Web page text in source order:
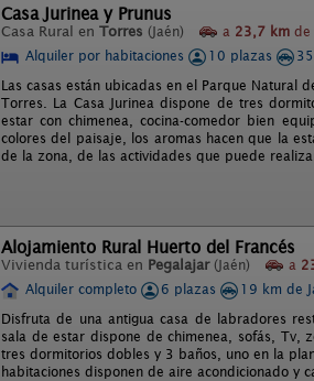
Casa Jurinea y Prunus
Casa Rural en Torres (Jaén) a 23,7 km de
Alquiler por habitaciones
10 plazas
Las casas están ubicadas en el Parque Natural
Torres. La Casa Jurinea dispone de tres
estar con chimenea, cocina-comedor bien
colores del paisaje, los aromas hacen que la
de la zona, de las actividades que puede
Alojamiento Rural Huerto del Francés
Vivienda turística en Pegalajar (Jaén) a
Alquiler completo
6 plazas 19 km de
Disfruta de una antigua casa de labradores
sala de estar dispone de chimenea, sofás, Tv,
tres dormitorios dobles y 3 baños, uno en la
habitaciones disponen de aire acondicionado y